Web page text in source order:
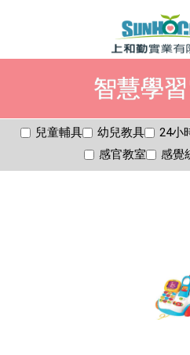
智慧學
兒童輔具 幼兒教具 24小
感官教室
感覺